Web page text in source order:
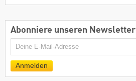
Abonniere unseren Newsletter
E-
Mail
Anmelden